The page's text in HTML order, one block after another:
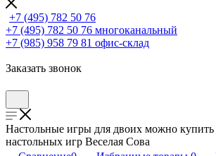
+7 (495) 782 50 76
+7 (495) 782 50 76 многоканальный
+7 (985) 958 79 81 офис-склад
Заказать звонок
Настольные игры для двоих можно купить
настольных игр Веселая Сова